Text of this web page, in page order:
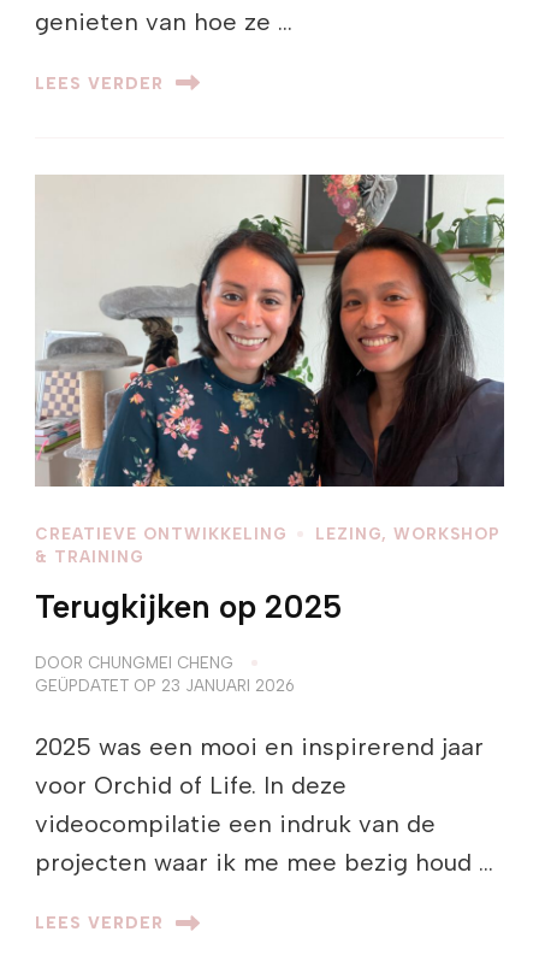
genieten van hoe ze …
LEES VERDER
CREATIEVE ONTWIKKELING
LEZING, WORKSHOP
& TRAINING
Terugkijken op 2025
DOOR CHUNGMEI CHENG
GEÜPDATET OP 23 JANUARI 2026
2025 was een mooi en inspirerend jaar
voor Orchid of Life. In deze
videocompilatie een indruk van de
projecten waar ik me mee bezig houd …
LEES VERDER